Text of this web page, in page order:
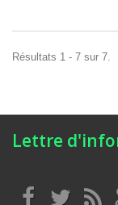
Résultats 1 - 7 sur 7.
Lettre